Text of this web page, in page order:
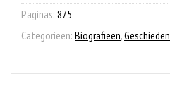
Paginas: 875
Categorieën: Biografieën,